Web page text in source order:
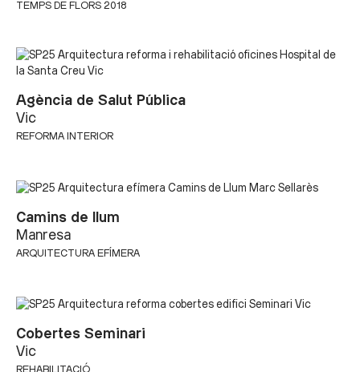
TEMPS DE FLORS 2018
Agència de Salut Pública
Vic
REFORMA INTERIOR
Camins de llum
Manresa
ARQUITECTURA EFÍMERA
Cobertes Seminari
Vic
REHABILITACIÓ